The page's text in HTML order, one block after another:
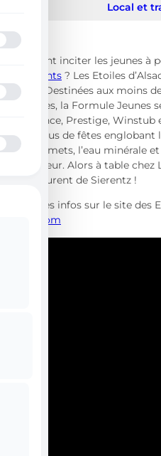
Local et
Comment inciter les jeunes à
restaurants ? Les Etoiles
Jeunes. Destinées aux moins
en années, la Formule Jeunes
(Excellence, Prestige,
des menus de fêtes englobant
avec les mets, l’eau minérale
avantageur. Alors à table chez
Saint-Laurent de Sierentz !
Toutes les infos sur le site des
alsace.com